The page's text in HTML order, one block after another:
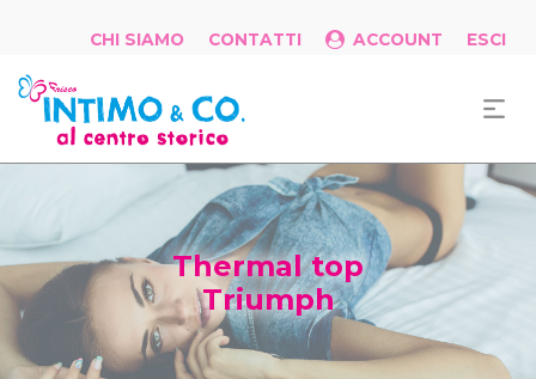
CHI SIAMO CONTATTI ACCOUNT ESCI
Thermal top
Triumph